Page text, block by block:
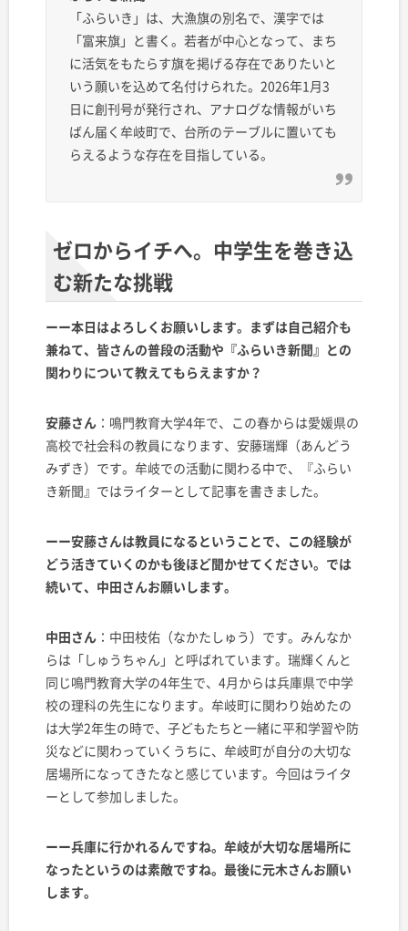
「ふらいき」は、大漁旗の別名で、漢字では
「富来旗」と書く。若者が中心となって、まち
に活気をもたらす旗を掲げる存在でありたいと
いう願いを込めて名付けられた。2026年1月3
日に創刊号が発行され、アナログな情報がいち
ばん届く牟岐町で、台所のテーブルに置いても
らえるような存在を目指している。
ゼロからイチへ。中学生を巻き込
む新たな挑戦
ーー本日はよろしくお願いします。まずは自己紹介も
兼ねて、皆さんの普段の活動や『ふらいき新聞』との
関わりについて教えてもらえますか？
安藤さん ：鳴門教育大学4年で、この春からは愛媛県の
高校で社会科の教員になります、安藤瑞輝（あんどう
みずき）です。牟岐での活動に関わる中で、『ふらい
き新聞』ではライターとして記事を書きました。
ーー安藤さんは教員になるということで、この経験が
どう活きていくのかも後ほど聞かせてください。では
続いて、中田さんお願いします。
中田さん ：中田枝佑（なかたしゅう）です。みんなか
らは「しゅうちゃん」と呼ばれています。瑞輝くんと
同じ鳴門教育大学の4年生で、4月からは兵庫県で中学
校の理科の先生になります。牟岐町に関わり始めたの
は大学2年生の時で、子どもたちと一緒に平和学習や防
災などに関わっていくうちに、牟岐町が自分の大切な
居場所になってきたなと感じています。今回はライタ
ーとして参加しました。
ーー兵庫に行かれるんですね。牟岐が大切な居場所に
なったというのは素敵ですね。最後に元木さんお願い
します。